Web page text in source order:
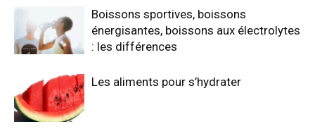
Boissons sportives, boissons
énergisantes, boissons aux électrolytes
: les différences
Les aliments pour s’hydrater